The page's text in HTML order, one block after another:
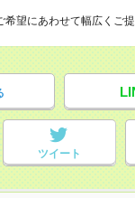
望にあわせて幅広くご提
ツイート